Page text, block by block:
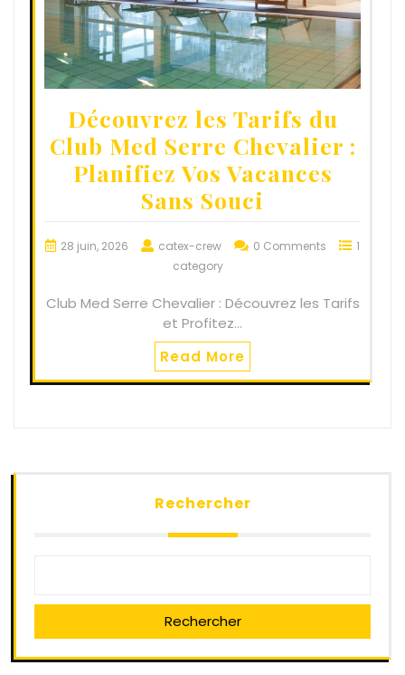
Découvrez les Tarifs du
Club Med Serre Chevalier :
Planifiez Vos Vacances
Sans Souci
28 juin, 2026 catex-crew 0 Comments
1
category
Club Med Serre Chevalier : Découvrez les Tarifs
et Profitez…
Read More
Rechercher
Rechercher